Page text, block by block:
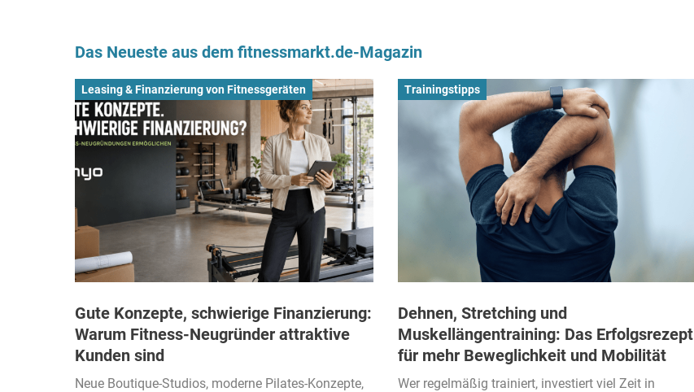
Das Neueste aus dem fitnessmarkt.de-Magazin
Leasing & Finanzierung von Fitnessgeräten
Gute Konzepte, schwierige Finanzierung:
Warum Fitness-Neugründer attraktive
Kunden sind
Neue Boutique-Studios, moderne Pilates-Konzepte,
Trainingstipps
Dehnen, Stretching und
Muskellängentraining: Das Erfolgsrezept
für mehr Beweglichkeit und Mobilität
Wer regelmäßig trainiert, investiert viel Zeit in